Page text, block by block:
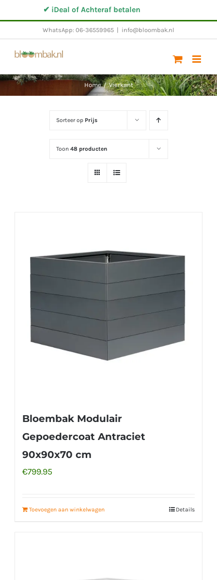
naar
✔ iDeal of Achteraf betalen
WhatsApp: 06-36559965 info@bloombak.nl
Home / Vierkant
Sorteer op Prijs
Toon 48 producten
Bloembak Modulair
Gepoedercoat Antraciet
90x90x70 cm
€799.95
Toevoegen aan winkelwagen Details